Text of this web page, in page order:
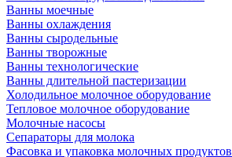
Ванны моечные
Ванны охлаждения
Ванны сыродельные
Ванны творожные
Ванны технологические
Ванны длительной пастеризации
Холодильное молочное оборудование
Тепловое молочное оборудование
Молочные насосы
Сепараторы для молока
Фасовка и упаковка молочных продуктов